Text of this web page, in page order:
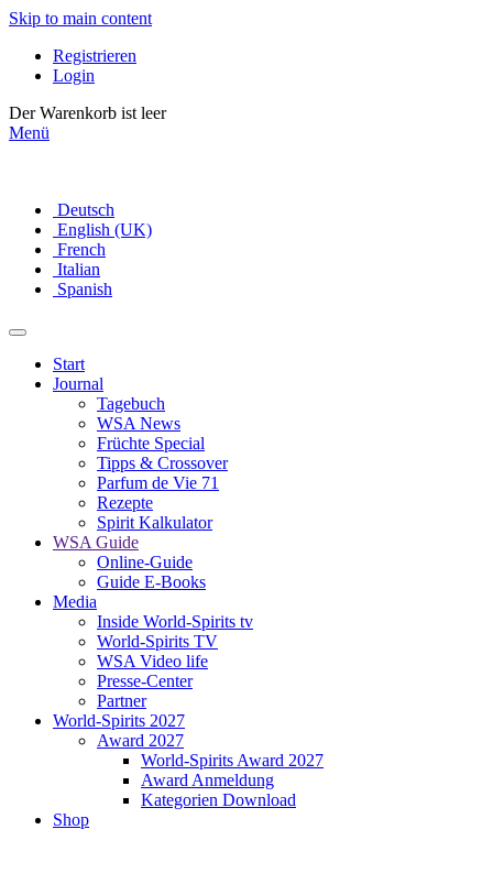
Skip to main content
Registrieren
Login
Der Warenkorb ist leer
Menü
Deutsch
English (UK)
French
Italian
Spanish
Start
Journal
Tagebuch
WSA News
Früchte Special
Tipps & Crossover
Parfum de Vie 71
Rezepte
Spirit Kalkulator
WSA Guide
Online-Guide
Guide E-Books
Media
Inside World-Spirits tv
World-Spirits TV
WSA Video life
Presse-Center
Partner
World-Spirits 2027
Award 2027
World-Spirits Award 2027
Award Anmeldung
Kategorien Download
Shop